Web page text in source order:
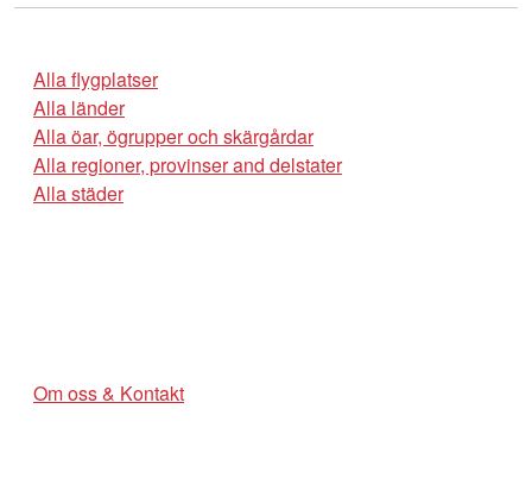
Alla flygplatser
Alla länder
Alla öar, ögrupper och skärgårdar
Alla regioner, provinser and delstater
Alla städer
Om oss & Kontakt